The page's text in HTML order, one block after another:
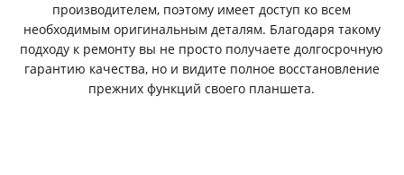
производителем, поэтому имеет доступ ко всем
необходимым оригинальным деталям. Благодаря такому
подходу к ремонту вы не просто получаете долгосрочную
гарантию качества, но и видите полное восстановление
прежних функций своего планшета.